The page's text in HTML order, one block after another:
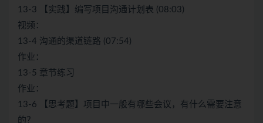
13-3 【实践】编写项目沟通计划表 (08:03)
视频：
13-4 沟通的渠道链路 (07:54)
作业：
13-5 章节练习
作业：
13-6 【思考题】项目中一般有哪些会议，有什么需要注意
的？